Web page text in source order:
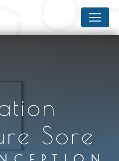
Sore